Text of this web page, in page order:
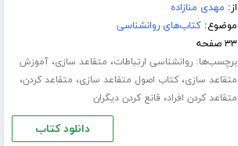
از: مهدی منازاده
موضوع:کتاب‌های روانشناسی
۳۳ صفحه
برچسب‌ها:روانشناسی ارتباطات، متقاعد سازی،آموزش
متقاعد سازی،کتاب اصول متقاعد سازی، متقاعد کردن،
متقاعد کردن افراد، قانع کردن دیگران
دانلود کتاب